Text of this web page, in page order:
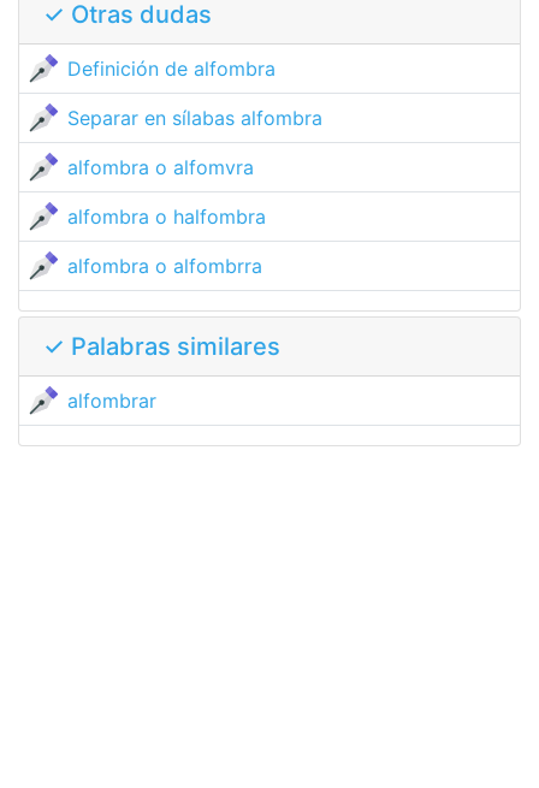
✓ Otras dudas
Definición de alfombra
Separar en sílabas alfombra
alfombra o alfomvra
alfombra o halfombra
alfombra o alfombrra
✓ Palabras similares
alfombrar